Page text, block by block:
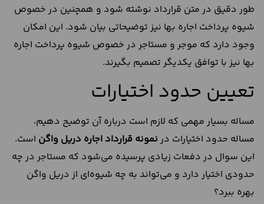
طور دقیق در متن قرارداد نوشته شود و همچنین در خصوص
شیوه پرداخت اجاره بها نیز توضیحاتی بیان شود. این امکان
وجود دارد که موجر و مستاجر در خصوص شیوه پرداخت اجاره
بها نیز با توافق یکدیگر تصمیم بگیرند.
تعیین حدود اختیارات
مساله بسیار مهمی که لازم است درباره آن توضیح دهیم،
مساله حدود اختیارات در نمونه قرارداد اجاره دریل واگن است.
این سوال در دفعات زیادی پرسیده می‌شود که مستاجر در چه
حدودی اختیار دارد و می‌تواند به چه شیوه‌ای از دریل واگن
بهره ببرد؟